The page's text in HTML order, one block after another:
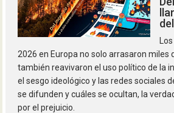
2026 en Europa no solo arrasaron miles
también reavivaron el uso político de la
el sesgo ideológico y las redes sociales
se difunden y cuáles se ocultan, la
por el prejuicio.